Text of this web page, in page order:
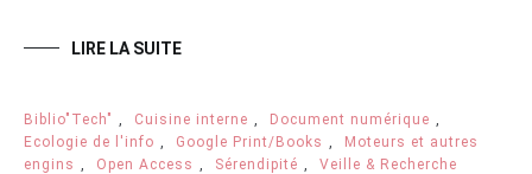
LIRE LA SUITE
Biblio"Tech" Cuisine interne Document numérique
Ecologie de l'info
Google Print/Books
Moteurs et autres
engins
Open Access Sérendipité
Veille & Recherche